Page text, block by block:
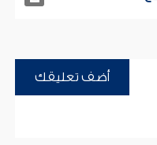
أضف تعليقك